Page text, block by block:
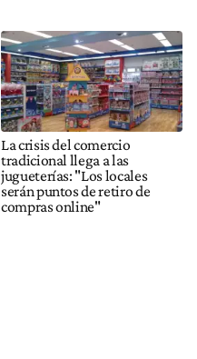
La crisis del comercio
tradicional llega a las
jugueterías: "Los locales
serán puntos de retiro de
compras online"